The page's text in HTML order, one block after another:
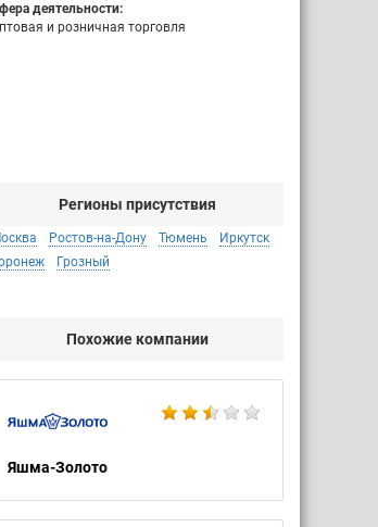
деятельности:
и розничная торговля
Регионы присутствия
Ростов-на-Дону Тюмень
Иркутск
Грозный
Похожие компании
Яшма-Золото